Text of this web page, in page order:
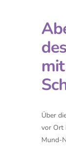
Über
vor Ort
Mund-